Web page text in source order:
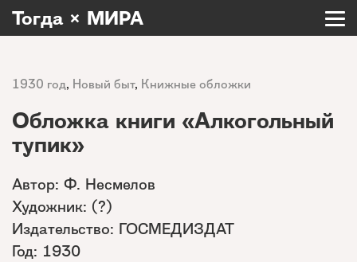
Тогда × МИРА
1930 год, Новый быт, Книжные обложки
Обложка книги «Алкогольный
тупик»
Автор: Ф. Несмелов
Художник: (?)
Издательство: ГОСМЕДИЗДАТ
Год: 1930